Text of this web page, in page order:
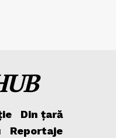
Din țară
Reportaje